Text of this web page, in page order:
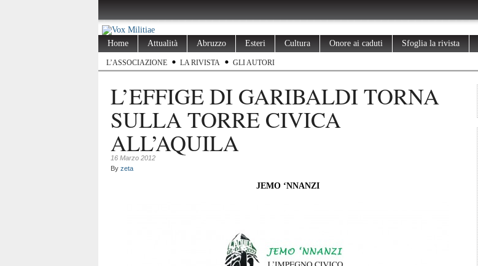
Home Attualità Abruzzo Esteri Cultura Onore ai caduti Sfoglia la rivista
L’ASSOCIAZIONE LA RIVISTA GLI AUTORI
L’EFFIGE DI GARIBALDI TORNA
SULLA TORRE CIVICA
ALL’AQUILA
16 Marzo 2012
By zeta
JEMO ‘NNANZI